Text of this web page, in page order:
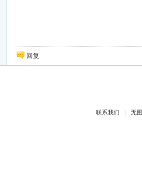
回复
联系我们 | 无